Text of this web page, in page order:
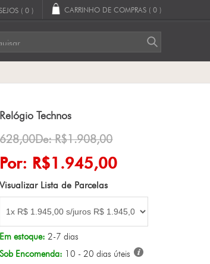
( 0 ) CARRINHO DE COMPRAS ( 0 )
Relógio Technos
628,00De: R$1.908,00
Por: R$1.945,00
Visualizar Lista de Parcelas
Em estoque: 2-7 dias
Sob Encomenda: 10 - 20 dias úteis